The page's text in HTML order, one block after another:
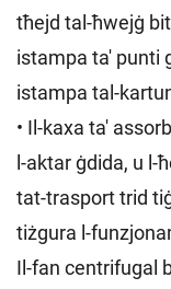
tħejd tal-ħwejġ
istampa ta' punti
istampa tal-
• Il-kaxa ta'
l-aktar ġdida, u l-
tat-trasport trid
tiżgura l-
Il-fan centrifugal